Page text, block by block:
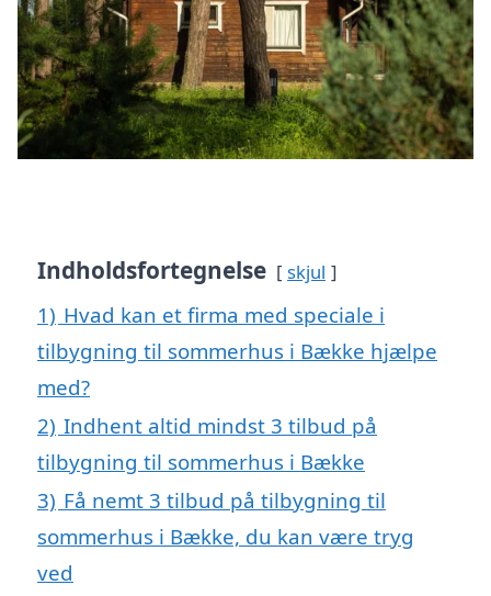
Indholdsfortegnelse skjul
1) Hvad kan et firma med speciale i
tilbygning til sommerhus i Bække hjælpe
med?
2) Indhent altid mindst 3 tilbud på
tilbygning til sommerhus i Bække
3) Få nemt 3 tilbud på tilbygning til
sommerhus i Bække, du kan være tryg
ved